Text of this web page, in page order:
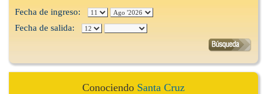
Fecha de ingreso:
Fecha de salida:
Conociendo Santa Cruz